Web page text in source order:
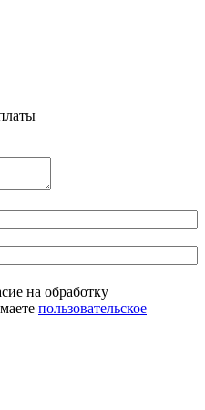
на обработку
пользовательское